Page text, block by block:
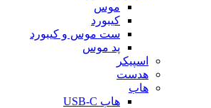
موس
کیبورد
ست موس و کیبورد
پد موس
اسپیکر
هدست
هاب
هاب USB-C